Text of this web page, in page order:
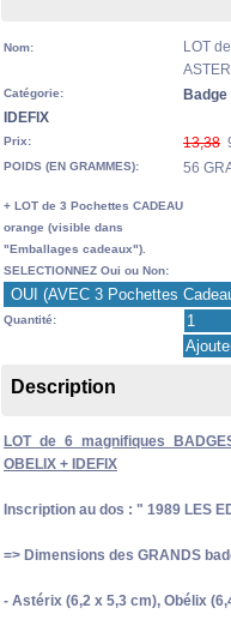
Nom:
LOT
Catégorie:
Badge
IDEFIX
Prix: 13,38
POIDS (EN GRAMMES): 56
+ LOT de 3 Pochettes CADEAU
orange (visible dans
"Emballages cadeaux").
SELECTIONNEZ Oui ou Non:
Quantité:
Description
LOT de 6 magnifiques
OBELIX + IDEFIX
Inscription au dos : " 1989 LES
=> Dimensions des GRANDS
- Astérix (6,2 x 5,3 cm), Obélix